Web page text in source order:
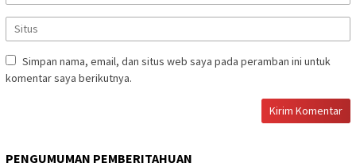
Simpan nama, email, dan situs web saya pada peramban ini untuk
komentar saya berikutnya.
PENGUMUMAN PEMBERITAHUAN